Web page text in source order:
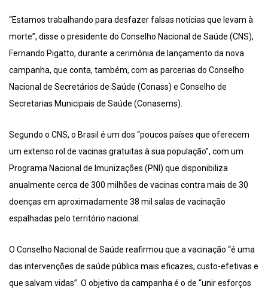
“Estamos trabalhando para desfazer falsas notícias que levam à
morte”, disse o presidente do Conselho Nacional de Saúde (CNS),
Fernando Pigatto, durante a cerimônia de lançamento da nova
campanha, que conta, também, com as parcerias do Conselho
Nacional de Secretários de Saúde (Conass) e Conselho de
Secretarias Municipais de Saúde (Conasems).
Segundo o CNS, o Brasil é um dos “poucos países que oferecem
um extenso rol de vacinas gratuitas à sua população”, com um
Programa Nacional de Imunizações (PNI) que disponibiliza
anualmente cerca de 300 milhões de vacinas contra mais de 30
doenças em aproximadamente 38 mil salas de vacinação
espalhadas pelo território nacional.
O Conselho Nacional de Saúde reafirmou que a vacinação “é uma
das intervenções de saúde pública mais eficazes, custo-efetivas e
que salvam vidas”. O objetivo da campanha é o de “unir esforços